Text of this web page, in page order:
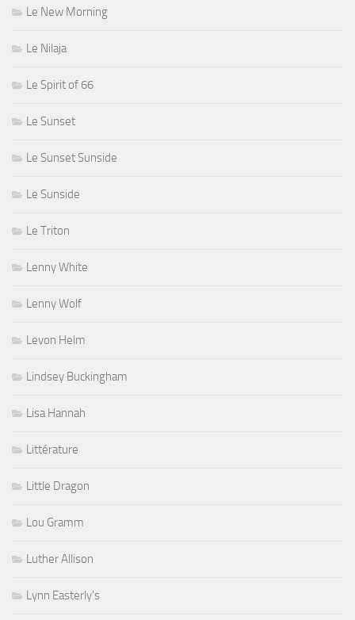
Le New Morning
Le Nilaja
Le Spirit of 66
Le Sunset
Le Sunset Sunside
Le Sunside
Le Triton
Lenny White
Lenny Wolf
Levon Helm
Lindsey Buckingham
Lisa Hannah
Littérature
Little Dragon
Lou Gramm
Luther Allison
Lynn Easterly's